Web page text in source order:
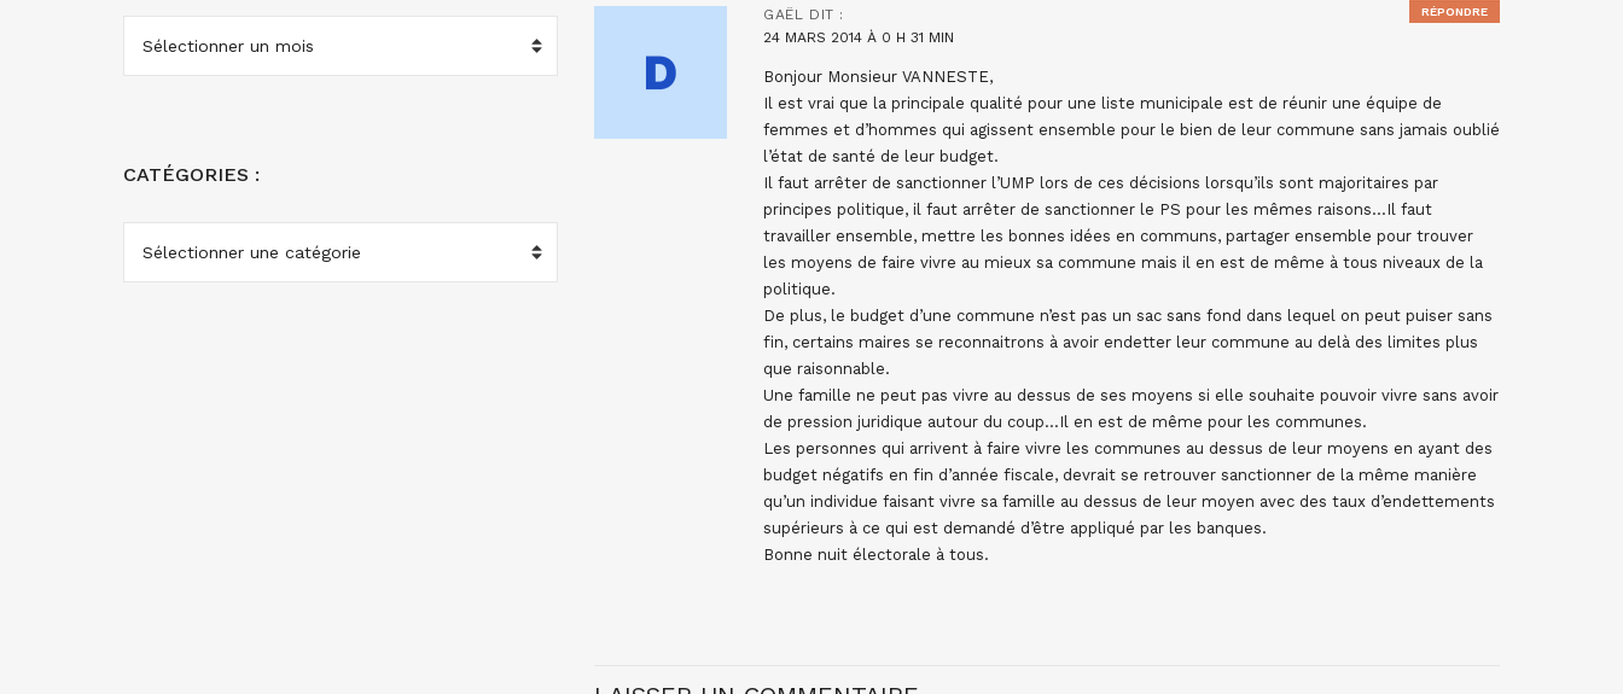
GAËL DIT :
24 MARS 2014 À 0 H 31 MIN
Bonjour Monsieur VANNESTE,
Il est vrai que la principale qualité pour une liste municipale est de réunir une équipe de
femmes et d’hommes qui agissent ensemble pour le bien de leur commune sans jamais oublié
l’état de santé de leur budget.
Il faut arrêter de sanctionner l’UMP lors de ces décisions lorsqu’ils sont majoritaires par
principes politique, il faut arrêter de sanctionner le PS pour les mêmes raisons…Il faut
travailler ensemble, mettre les bonnes idées en communs, partager ensemble pour trouver
les moyens de faire vivre au mieux sa commune mais il en est de même à tous niveaux de la
politique.
De plus, le budget d’une commune n’est pas un sac sans fond dans lequel on peut puiser sans
fin, certains maires se reconnaitrons à avoir endetter leur commune au delà des limites plus
que raisonnable.
Une famille ne peut pas vivre au dessus de ses moyens si elle souhaite pouvoir vivre sans avoir
de pression juridique autour du coup…Il en est de même pour les communes.
Les personnes qui arrivent à faire vivre les communes au dessus de leur moyens en ayant des
budget négatifs en fin d’année fiscale, devrait se retrouver sanctionner de la même manière
qu’un individue faisant vivre sa famille au dessus de leur moyen avec des taux d’endettements
supérieurs à ce qui est demandé d’être appliqué par les banques.
Bonne nuit électorale à tous.
RÉPONDRE
ARCHIVES
CATÉGORIES :
CATÉGORIES